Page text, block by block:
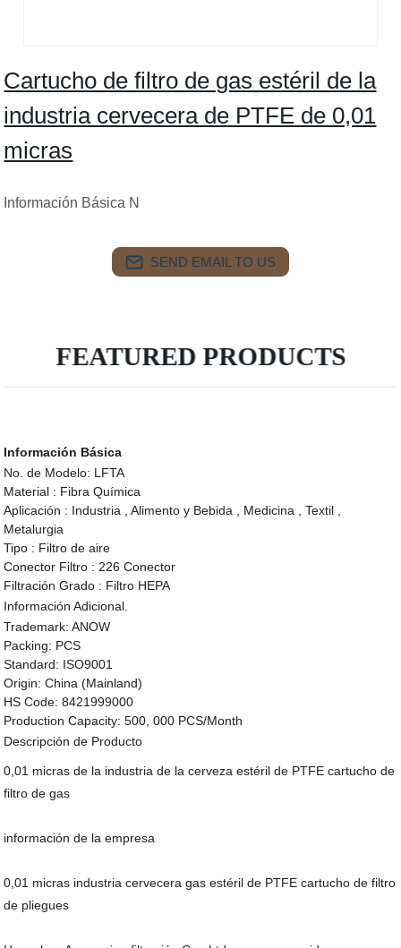
Cartucho de filtro de gas estéril de la
industria cervecera de PTFE de 0,01
micras
Información Básica N
SEND EMAIL TO US
FEATURED PRODUCTS
Información Básica
No. de Modelo: LFTA
Material : Fibra Química
Aplicación : Industria , Alimento y Bebida , Medicina , Textil ,
Metalurgia
Tipo : Filtro de aire
Conector Filtro : 226 Conector
Filtración Grado : Filtro HEPA
Información Adicional.
Trademark: ANOW
Packing: PCS
Standard: ISO9001
Origin: China (Mainland)
HS Code: 8421999000
Production Capacity: 500, 000 PCS/Month
Descripción de Producto
0,01 micras de la industria de la cerveza estéril de PTFE cartucho de
filtro de gas
información de la empresa
0,01 micras industria cervecera gas estéril de PTFE cartucho de filtro
de pliegues